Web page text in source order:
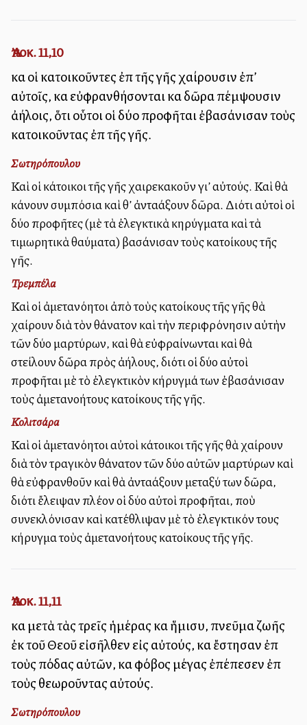
Ἀποκ. 11,10
καὶ οἱ κατοικοῦντες ἐπὶ τῆς γῆς χαίρουσιν ἐπ’
αὐτοῖς, καὶ εὐφρανθήσονται καὶ δῶρα πέμψουσιν
ἀλλήλοις, ὅτι οὗτοι οἱ δύο προφῆται ἐβασάνισαν τοὺς
κατοικοῦντας ἐπὶ τῆς γῆς.
Σωτηρόπουλου
Καὶ οἱ κάτοικοι τῆς γῆς χαιρεκακοῦν γι’ αὐτούς. Καὶ θὰ
κάνουν συμπόσια καὶ θ’ ἀνταλλάξουν δῶρα. Διότι αὐτοὶ οἱ
δύο προφῆτες (μὲ τὰ ἐλεγκτικὰ κηρύγματα καὶ τὰ
τιμωρητικὰ θαύματα) βασάνισαν τοὺς κατοίκους τῆς
γῆς.
Τρεμπέλα
Καὶ οἱ ἀμετανόητοι ἀπὸ τοὺς κατοίκους τῆς γῆς θὰ
χαίρουν διὰ τὸν θάνατον καὶ τὴν περιφρόνησιν αὐτὴν
τῶν δύο μαρτύρων, καὶ θὰ εὐφραίνωνται καὶ θὰ
στείλουν δῶρα πρὸς ἀλλήλους, διότι οἱ δύο αὐτοὶ
προφῆται μὲ τὸ ἐλεγκτικὸν κήρυγμά των ἐβασάνισαν
τοὺς ἀμετανοήτους κατοίκους τῆς γῆς.
Κολιτσάρα
Καὶ οἱ ἀμετανόητοι αὐτοὶ κάτοικοι τῆς γῆς θὰ χαίρουν
διὰ τὸν τραγικὸν θάνατον τῶν δύο αὐτῶν μαρτύρων καὶ
θὰ εὐφρανθοῦν καὶ θὰ ἀνταλλάξουν μεταξύ των δῶρα,
διότι ἔλειψαν πλέον οἱ δύο αὐτοὶ προφῆται, ποὺ
συνεκλόνισαν καὶ κατέθλιψαν μὲ τὸ ἐλεγκτικόν τους
κήρυγμα τοὺς ἀμετανοήτους κατοίκους τῆς γῆς.
Ἀποκ. 11,11
καὶ μετὰ τὰς τρεῖς ἡμέρας καὶ ἥμισυ, πνεῦμα ζωῆς
ἐκ τοῦ Θεοῦ εἰσῆλθεν εἰς αὐτούς, καὶ ἔστησαν ἐπὶ
τοὺς πόδας αὐτῶν, καὶ φόβος μέγας ἐπέπεσεν ἐπὶ
τοὺς θεωροῦντας αὐτούς.
Σωτηρόπουλου